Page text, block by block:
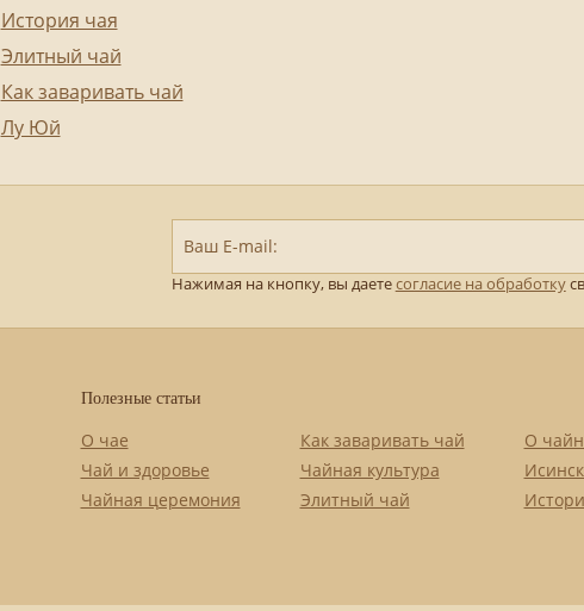
История чая
Элитный чай
Как заваривать чай
Лу Юй
Ваш E-mail:
Нажимая на кнопку, вы даетесогласие на обработку
Полезные статьи
О чае
Чай и здоровье
Чайная церемония
Как заваривать чай
Чайная культура
Элитный чай
О